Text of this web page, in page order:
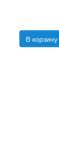
В корзину